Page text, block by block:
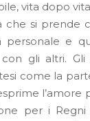
vita dopo
che si prende
personale e
gli altri. Gli
come la
l’amore
per i